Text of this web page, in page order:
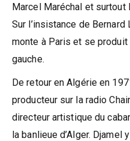
Marcel Maréchal et surtout
Sur l’insistance de
monte à Paris et se
gauche.
De retour en Algérie en
producteur sur la radio
directeur artistique du
la banlieue d’Alger. Djamel